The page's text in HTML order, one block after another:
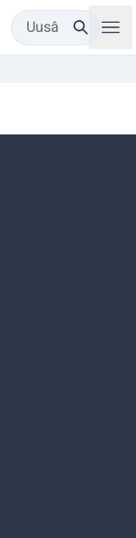
Uusâ